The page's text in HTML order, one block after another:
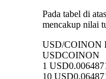
Pada tabel di
mencakup nilai
USD/COINON
USDCOINON
1 USD
10 USD